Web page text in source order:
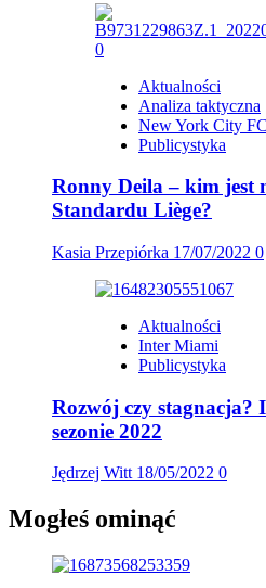
Aktualności
Analiza taktyczna
New York City FC
Publicystyka
Ronny Deila – kim jest
Standardu Liège?
Kasia Przepiórka 17/07/2022 0
Aktualności
Inter Miami
Publicystyka
Rozwój czy stagnacja?
sezonie 2022
Jędrzej Witt 18/05/2022 0
Mogłeś ominąć